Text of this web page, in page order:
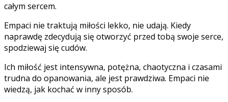
całym sercem.
Empaci nie traktują miłości lekko, nie udają. Kiedy
naprawdę zdecydują się otworzyć przed tobą swoje serce,
spodziewaj się cudów.
Ich miłość jest intensywna, potężna, chaotyczna i czasami
trudna do opanowania, ale jest prawdziwa. Empaci nie
wiedzą, jak kochać w inny sposób.